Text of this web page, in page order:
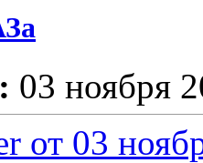
03 ноября
от 03